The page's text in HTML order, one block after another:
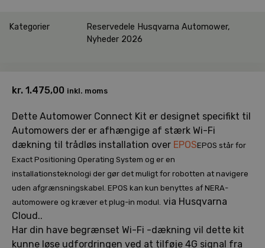
Kategorier Reservedele Husqvarna Automower,
Nyheder 2026
kr. 1.475,00 inkl. moms
Dette Automower Connect Kit er designet specifikt til
Automowers der er afhængige af stærk Wi-Fi
dækning til trådløs installation over EPOSEPOS står for
Exact Positioning Operating System og er en
installationsteknologi der gør det muligt for robotten at navigere
uden afgrænsningskabel. EPOS kan kun benyttes af NERA-
automowere og kræver et plug-in modul. via Husqvarna
Cloud..
Har din have begrænset Wi-Fi -dækning vil dette kit
kunne løse udfordringen ved at tilføje 4G signal fra